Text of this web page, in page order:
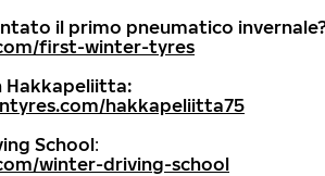
il primo pneumatico
first-winter-tyres
Hakkapeliitta:
hakkapeliitta75
School:
winter-driving-school